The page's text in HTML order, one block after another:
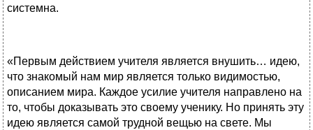
системна.
«Первым действием учителя является внушить… идею,
что знакомый нам мир является только видимостью,
описанием мира. Каждое усилие учителя направлено на
то, чтобы доказывать это своему ученику. Но принять эту
идею является самой трудной вещью на свете. Мы